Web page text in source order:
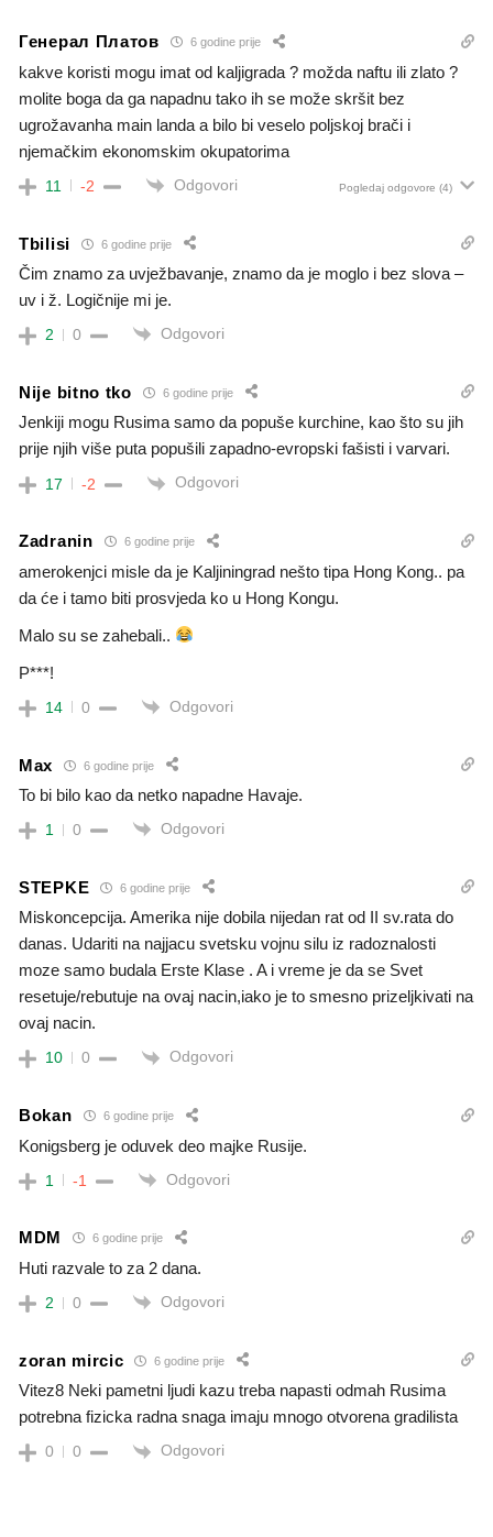
Генерал Платов 6 godine prije
kakve koristi mogu imat od kaljigrada ? možda naftu ili zlato ?
molite boga da ga napadnu tako ih se može skršit bez
ugrožavanha main landa a bilo bi veselo poljskoj brači i
njemačkim ekonomskim okupatorima
11 -2 Odgovori Pogledaj odgovore (4)
Tbilisi 6 godine prije
Čim znamo za uvježbavanje, znamo da je moglo i bez slova –
uv i ž. Logičnije mi je.
2 0 Odgovori
Nije bitno tko 6 godine prije
Jenkiji mogu Rusima samo da popuše kurchine, kao što su jih
prije njih više puta popušili zapadno-evropski fašisti i varvari.
17 -2 Odgovori
Zadranin 6 godine prije
amerokenjci misle da je Kaljiningrad nešto tipa Hong Kong.. pa
da će i tamo biti prosvjeda ko u Hong Kongu.
Malo su se zahebali..
P***!
14 0 Odgovori
Max 6 godine prije
To bi bilo kao da netko napadne Havaje.
1 0 Odgovori
STEPKE 6 godine prije
Miskoncepcija. Amerika nije dobila nijedan rat od II sv.rata do
danas. Udariti na najjacu svetsku vojnu silu iz radoznalosti
moze samo budala Erste Klase . A i vreme je da se Svet
resetuje/rebutuje na ovaj nacin,iako je to smesno prizeljkivati na
ovaj nacin.
10 0 Odgovori
Bokan 6 godine prije
Konigsberg je oduvek deo majke Rusije.
1 -1 Odgovori
MDM 6 godine prije
Huti razvale to za 2 dana.
2 0 Odgovori
zoran mircic 6 godine prije
Vitez8 Neki pametni ljudi kazu treba napasti odmah Rusima
potrebna fizicka radna snaga imaju mnogo otvorena gradilista
0 0 Odgovori